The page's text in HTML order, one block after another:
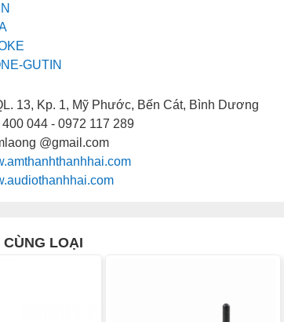
GUTIN
13, Kp. 1, Mỹ Phước, Bến Cát, Bình Dương
044 - 0972 117 289
@gmail.com
LOẠI